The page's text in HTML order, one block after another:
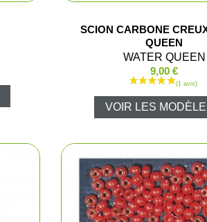
Pulls et
Chemises
Blousons de
SCION CARBONE
QUEEN
WATER QUEEN
9,00 €
VOIR LES